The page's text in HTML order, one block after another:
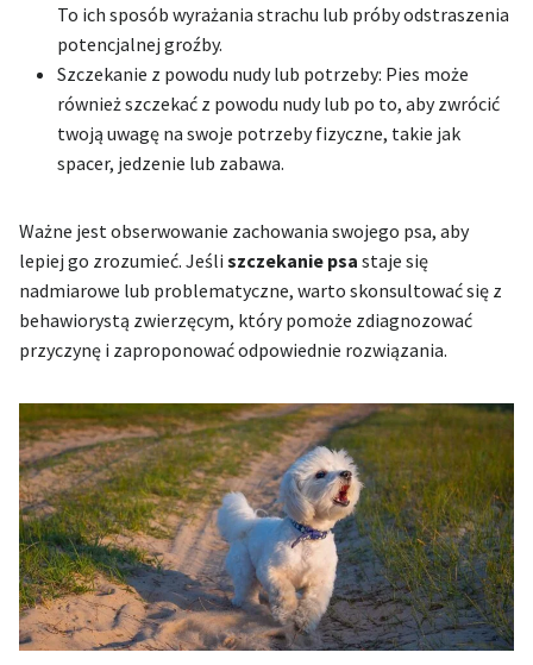
To ich sposób wyrażania strachu lub próby odstraszenia
potencjalnej groźby.
Szczekanie z powodu nudy lub potrzeby: Pies może
również szczekać z powodu nudy lub po to, aby zwrócić
twoją uwagę na swoje potrzeby fizyczne, takie jak
spacer, jedzenie lub zabawa.
Ważne jest obserwowanie zachowania swojego psa, aby
lepiej go zrozumieć. Jeśli szczekanie psa staje się
nadmiarowe lub problematyczne, warto skonsultować się z
behawiorystą zwierzęcym, który pomoże zdiagnozować
przyczynę i zaproponować odpowiednie rozwiązania.